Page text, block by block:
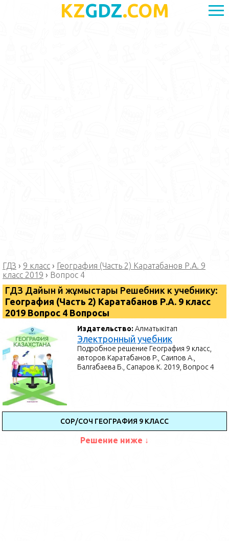
KZGDZ.COM
ГДЗ › 9 класс › География (Часть 2) Каратабанов Р.А. 9
класс 2019 › Вопрос 4
ГДЗ Дайын үй жұмыстары Решебник к учебнику:
География (Часть 2) Каратабанов Р.А. 9 класс
2019 Вопрос 4 Вопросы
Издательство:Алматыкітап
Электронный учебник
Подробное решение География 9 класс,
авторов Каратабанов Р., Саипов А.,
Балгабаева Б., Сапаров К. 2019, Вопрос 4
СОР/СОЧ ГЕОГРАФИЯ 9 КЛАСС
Решение ниже ↓